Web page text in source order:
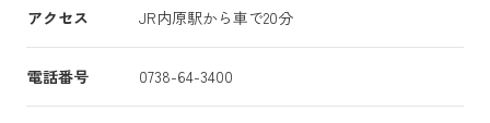
アクセス JR内原駅から車で20分
電話番号 0738-64-3400